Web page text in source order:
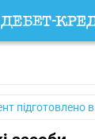
підготовлено в